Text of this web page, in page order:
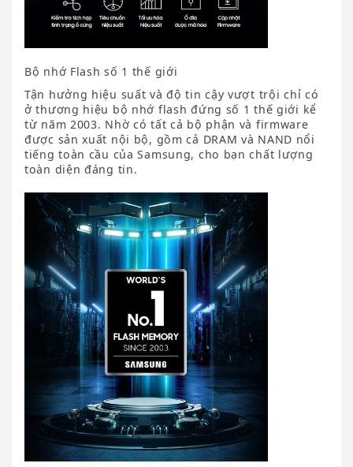
Bộ nhớ Flash số 1 thế giới
Tận hưởng hiệu suất và độ tin cậy vượt trội chỉ có
ở thương hiệu bộ nhớ flash đứng số 1 thế giới kể
từ năm 2003. Nhờ có tất cả bộ phận và firmware
được sản xuất nội bộ, gồm cả DRAM và NAND nổi
tiếng toàn cầu của Samsung, cho bạn chất lượng
toàn diện đáng tin.